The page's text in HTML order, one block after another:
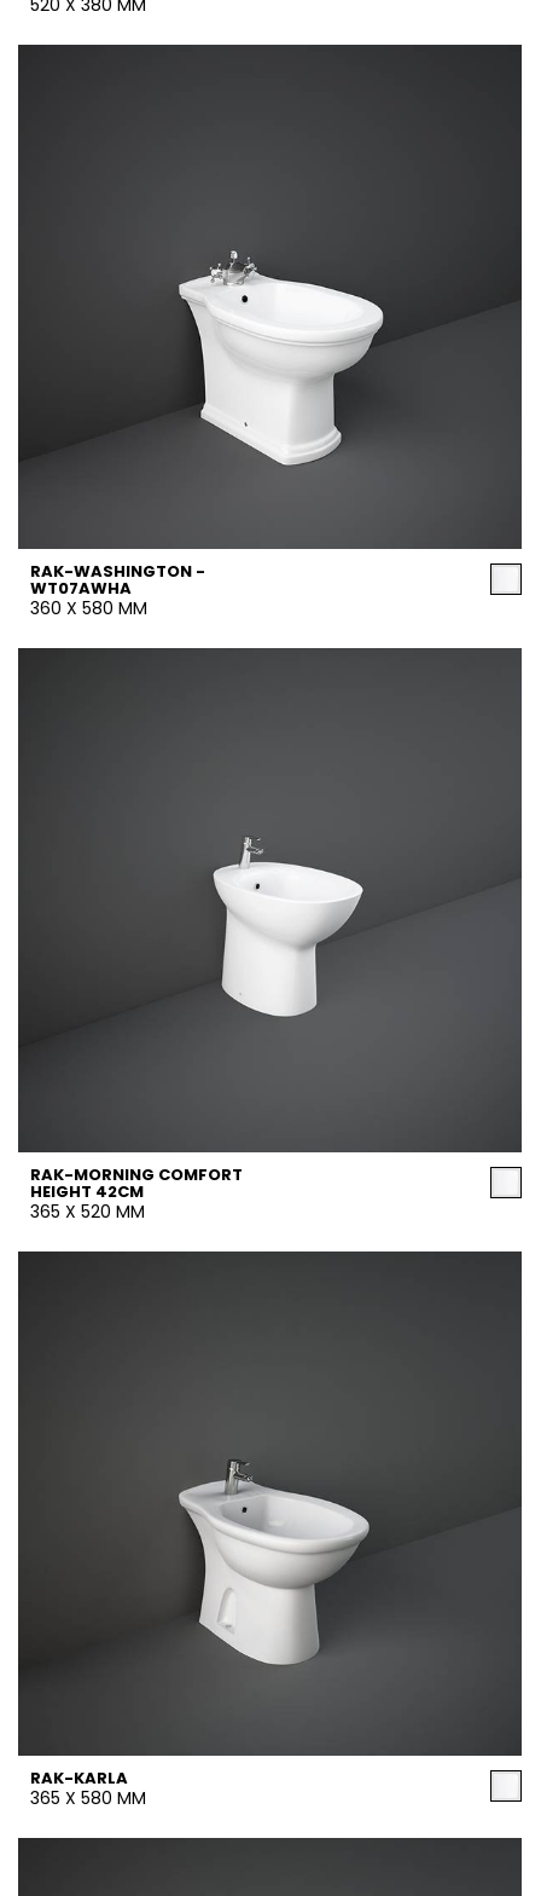
520 X 380 MM
RAK-WASHINGTON -
WT07AWHA
360 X 580 MM
RAK-MORNING COMFORT
HEIGHT 42CM
365 X 520 MM
RAK-KARLA
365 X 580 MM